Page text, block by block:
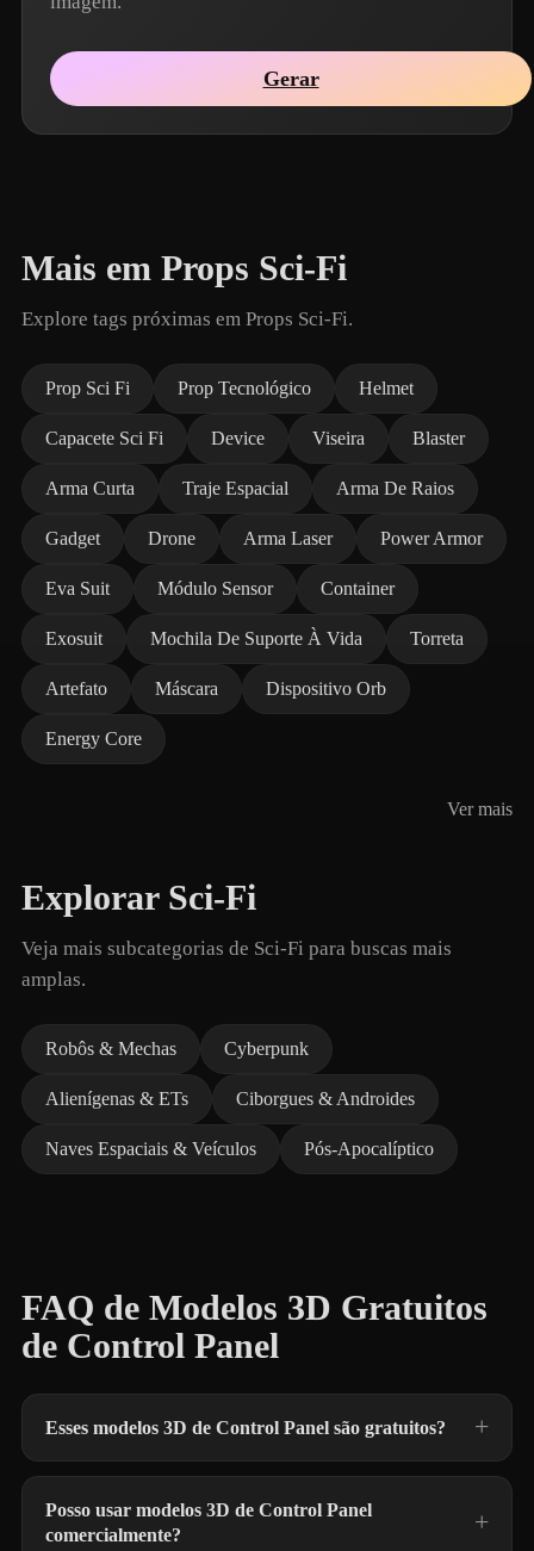
Gerar
Mais em Props Sci-Fi
Explore tags próximas em Props Sci-Fi.
Prop Sci Fi Prop Tecnológico Helmet
Capacete Sci Fi Device Viseira Blaster
Arma Curta Traje Espacial Arma De Raios
Gadget Drone Arma Laser Power Armor
Eva Suit Módulo Sensor Container
Exosuit Mochila De Suporte À Vida Torreta
Artefato Máscara Dispositivo Orb
Energy Core
Ver mais
Explorar Sci-Fi
Veja mais subcategorias de Sci-Fi para buscas mais
amplas.
Robôs & Mechas Cyberpunk
Alienígenas & ETs Ciborgues & Androides
Naves Espaciais & Veículos Pós-Apocalíptico
FAQ de Modelos 3D Gratuitos
de Control Panel
Esses modelos 3D de Control Panel são gratuitos?
Posso usar modelos 3D de Control Panel
comercialmente?